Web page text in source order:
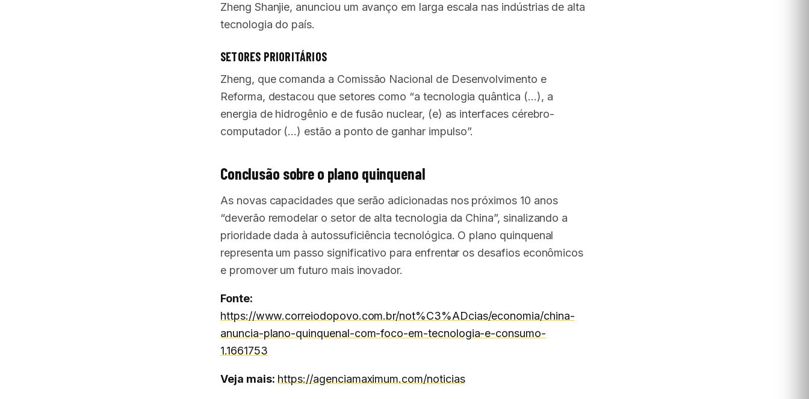
Zheng Shanjie, anunciou um avanço em larga escala nas indústrias de alta
tecnologia do país.
SETORES PRIORITÁRIOS
Zheng, que comanda a Comissão Nacional de Desenvolvimento e
Reforma, destacou que setores como “a tecnologia quântica (…), a
energia de hidrogênio e de fusão nuclear, (e) as interfaces cérebro-
computador (…) estão a ponto de ganhar impulso”.
Conclusão sobre o plano quinquenal
As novas capacidades que serão adicionadas nos próximos 10 anos
“deverão remodelar o setor de alta tecnologia da China”, sinalizando a
prioridade dada à autossuficiência tecnológica. O plano quinquenal
representa um passo significativo para enfrentar os desafios econômicos
e promover um futuro mais inovador.
Fonte:
https://www.correiodopovo.com.br/not%C3%ADcias/economia/china-
anuncia-plano-quinquenal-com-foco-em-tecnologia-e-consumo-
1.1661753
Veja mais: https://agenciamaximum.com/noticias